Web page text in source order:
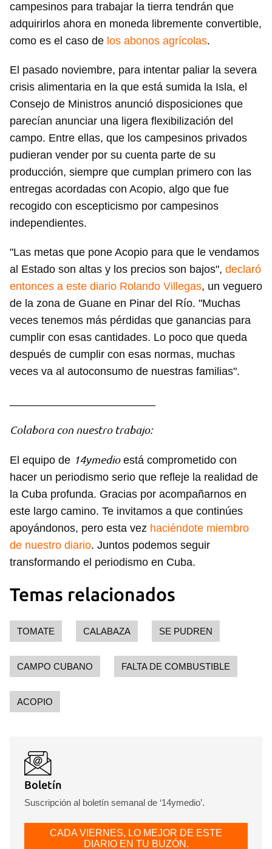
Guardar como favorito
Para poder guardar como favorito, primero has de
iniciar sesión con tu cuenta de 14ymedio.
INICIAR SESIÓN CANCELAR
campesinos para trabajar la tierra tendrán que
adquirirlos ahora en moneda libremente convertible,
como es el caso de los abonos agrícolas.
El pasado noviembre, para intentar paliar la severa
crisis alimentaria en la que está sumida la Isla, el
Consejo de Ministros anunció disposiciones que
parecían anunciar una ligera flexibilización del
campo. Entre ellas, que los campesinos privados
pudieran vender por su cuenta parte de su
producción, siempre que cumplan primero con las
entregas acordadas con Acopio, algo que fue
recogido con escepticismo por campesinos
independientes.
"Las metas que pone Acopio para que le vendamos
al Estado son altas y los precios son bajos", declaró
entonces a este diario Rolando Villegas, un veguero
de la zona de Guane en Pinar del Río. "Muchas
veces tenemos más pérdidas que ganancias para
cumplir con esas cantidades. Lo poco que queda
después de cumplir con esas normas, muchas
veces va al autoconsumo de nuestras familias".
Colabora con nuestro trabajo:
El equipo de 14ymedioestá comprometido con
hacer un periodismo serio que refleje la realidad de
la Cuba profunda. Gracias por acompañarnos en
este largo camino. Te invitamos a que continúes
apoyándonos, pero esta vez haciéndote miembro
de nuestro diario. Juntos podemos seguir
transformando el periodismo en Cuba.
Temas relacionados
TOMATE CALABAZA SE PUDREN
CAMPO CUBANO FALTA DE COMBUSTIBLE
ACOPIO
Boletín
Suscripción al boletín semanal de ‘14ymedio’.
CADA VIERNES, LO MEJOR DE ESTE
DIARIO EN TU BUZÓN.